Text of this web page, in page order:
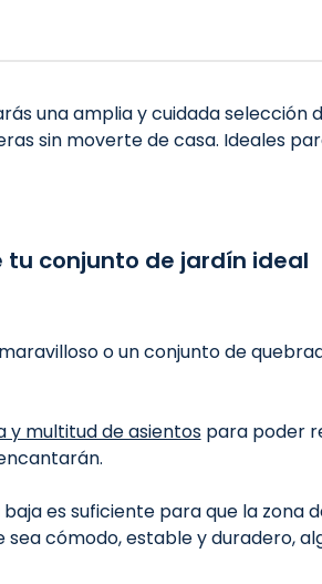
una amplia y cuidada selección
sin moverte de casa. Ideales
tu conjunto de jardín ideal
o un conjunto de
y multitud de asientospara poder
es suficiente para que la zona
sea cómodo, estable y duradero,